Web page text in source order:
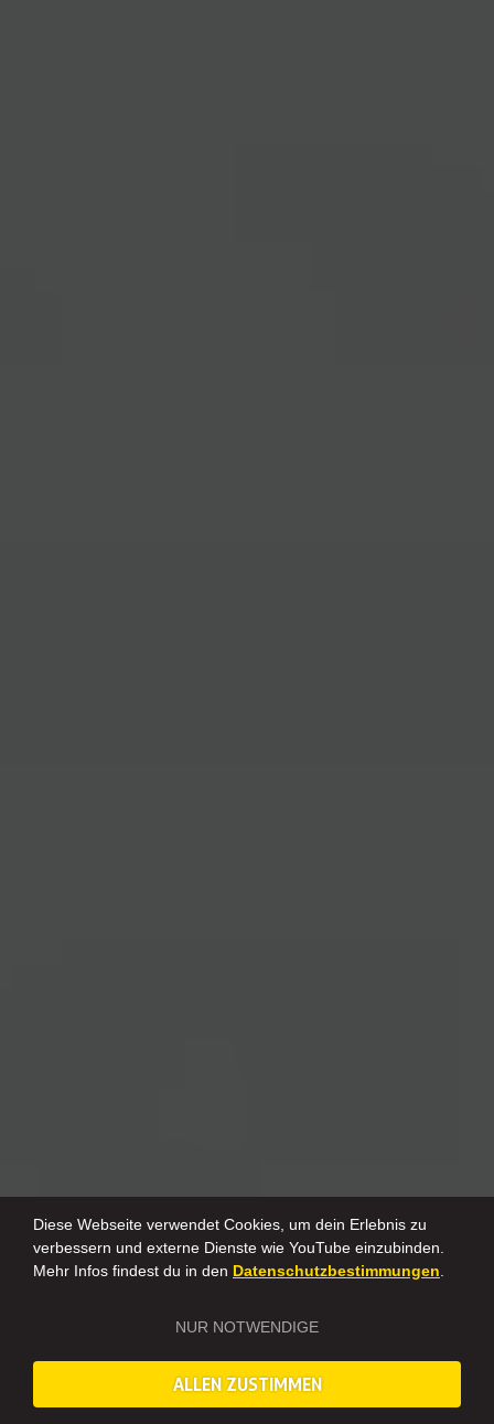
Diese Webseite verwendet Cookies, um dein Erlebnis zu
verbessern und externe Dienste wie YouTube einzubinden.
Mehr Infos findest du in den Datenschutzbestimmungen.
NUR NOTWENDIGE
ALLEN ZUSTIMMEN